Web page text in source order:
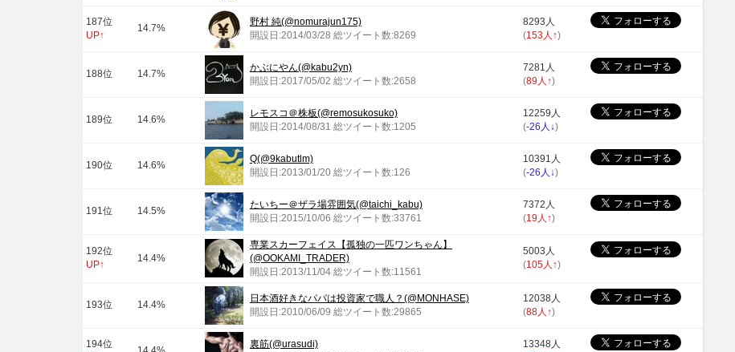
187位
UP↑
14.7%
野村 純(@nomurajun175)
開設日:2014/03/28 総ツイート数:8269
8293人
(153人 ↑)
188位 14.7%
かぶにやん(@kabu2yn)
開設日:2017/05/02 総ツイート数:2658
7281人
(89人 ↑)
189位 14.6%
レモスコ＠株板(@remosukosuko)
開設日:2014/08/31 総ツイート数:1205
12259人
(-26人 ↓)
190位 14.6%
Q(@9kabutlm)
開設日:2013/01/20 総ツイート数:126
10391人
(-26人 ↓)
191位 14.5%
たいちー＠ザラ場雰囲気(@taichi_kabu)
開設日:2015/10/06 総ツイート数:33761
7372人
(19人 ↑)
192位
UP↑
14.4%
専業スカーフェイス【孤独の一匹ワンちゃん】
(@OOKAMI_TRADER)
開設日:2013/11/04 総ツイート数:11561
5003人
(105人 ↑)
193位 14.4%
日本酒好きなパパは投資家で職人？(@MONHASE)
開設日:2010/06/09 総ツイート数:29865
12038人
(88人 ↑)
194位
裏筋(@urasudi)
13348人